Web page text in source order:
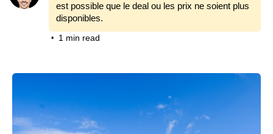
est possible que le deal ou les prix ne soient plus
disponibles.
• 1 min read